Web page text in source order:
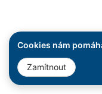
Cookies nám
Zamítnout